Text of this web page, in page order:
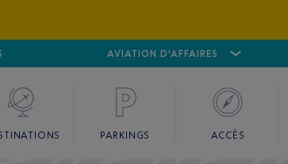
AVIATION D'AFFAIRES
CANNES MANDELIEU
PARKINGS ACCÈS